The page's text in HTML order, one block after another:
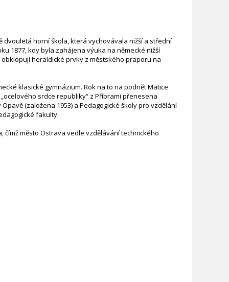
dvouletá horní škola, která vychovávala nižší a střední
1877, kdy byla zahájena výuka na německé nižší
heraldické prvky z městského praporu na
klasické gymnázium. Rok na to na podnět Matice
srdce republiky“ z Příbrami přenesena
(založena 1953) a Pedagogické školy pro vzdělání
fakulty.
město Ostrava vedle vzdělávání technického